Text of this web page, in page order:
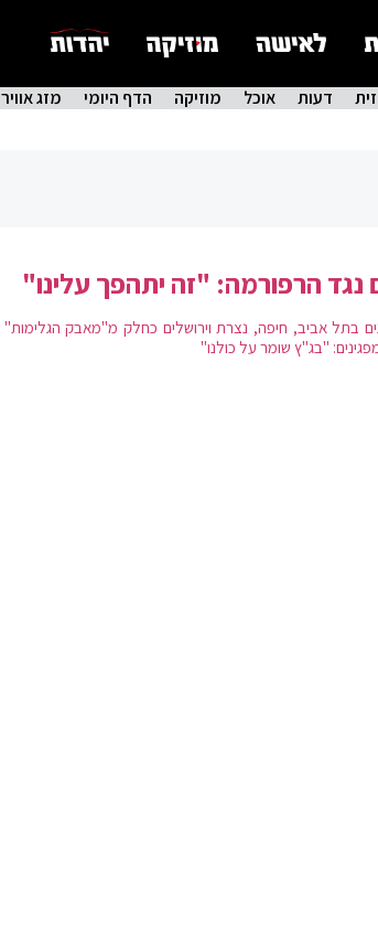
דעות אוכל מוזיקה הדף היומי מזג אוויר
נגד הרפורמה: "זה יתהפך עלינו"
בתל אביב, חיפה, נצרת וירושלים כחלק מ"מאבק הגלימות"
"בג"ץ שומר על כולנו"